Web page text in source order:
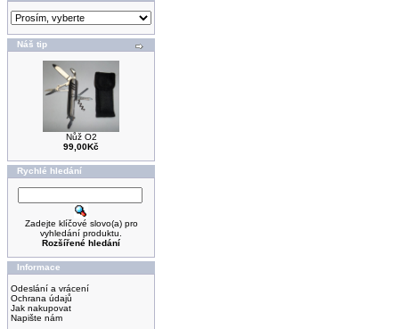
Náš tip
Nůž O2
99,00Kč
Rychlé hledání
Zadejte klíčové slovo(a) pro
vyhledání produktu.
Rozšířené hledání
Informace
Odeslání a vrácení
Ochrana údajů
Jak nakupovat
Napište nám